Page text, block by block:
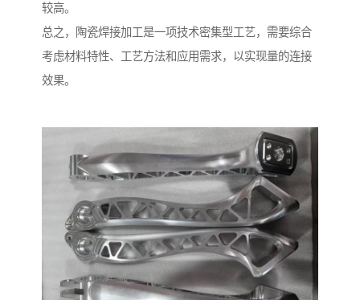
较高。
总之，陶瓷焊接加工是一项技术密集型工艺，需要综合
考虑材料特性、工艺方法和应用需求，以实现量的连接
效果。